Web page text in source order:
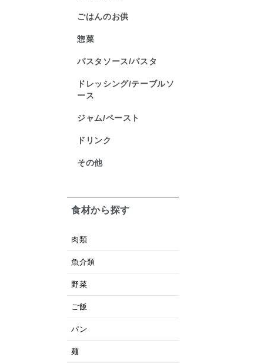
ごはんのお供
惣菜
パスタソース/パスタ
ドレッシング/テーブルソ
ース
ジャム/ペースト
ドリンク
その他
食材から探す
肉類
魚介類
野菜
ご飯
パン
麺